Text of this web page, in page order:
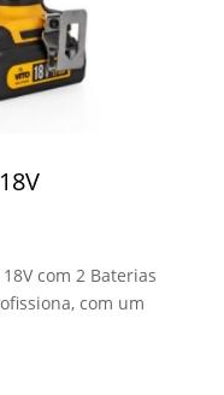
com 2 Baterias
com um